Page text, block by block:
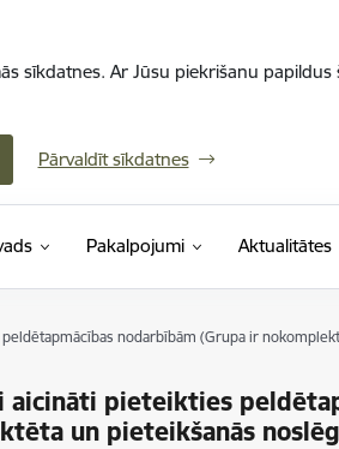
sīkdatnes. Ar Jūsu piekrišanu
Pārvaldīt sīkdatnes
Pakalpojumi Aktualitātes
nodarbībām (Grupa ir
aicināti pieteikties
un pieteikšanās